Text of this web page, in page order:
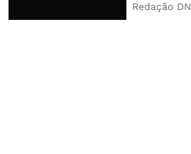
Redação DN